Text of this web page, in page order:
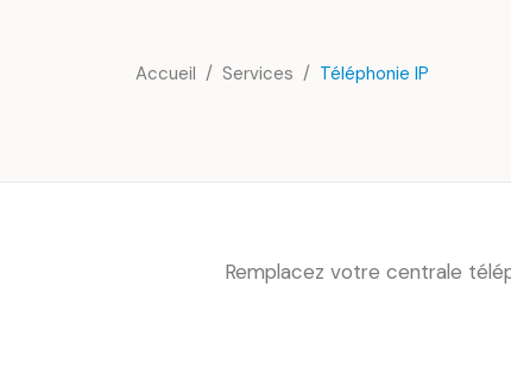
Accueil Services Téléphonie IP
Remplacez votre centrale